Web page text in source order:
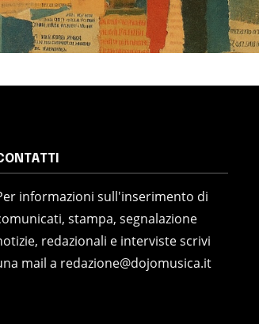
informazioni sull'inserimento di
stampa, segnalazione
redazionali e interviste scrivi
mail a redazione@dojomusica.it